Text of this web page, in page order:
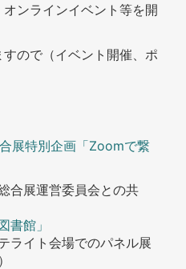
ンラインイベント等を開
ので（イベント開催、ポ
展特別企画「Zoomで繋
合展運営委員会との共
書館」
ライト会場でのパネル展